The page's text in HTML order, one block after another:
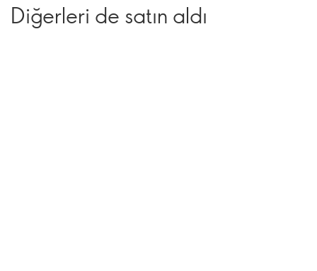
Diğerleri de satın aldı